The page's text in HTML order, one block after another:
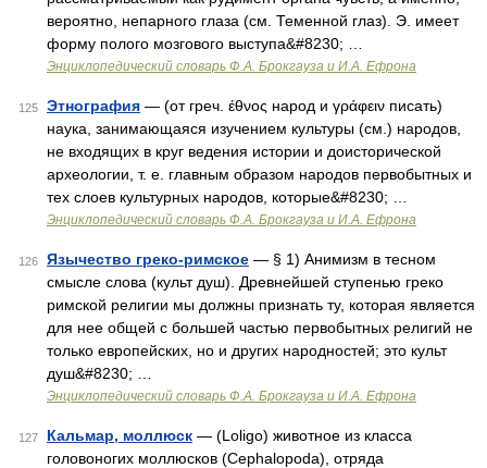
вероятно, непарного глаза (см. Теменной глаз). Э. имеет
форму полого мозгового выступа&#8230; …
Энциклопедический словарь Ф.А. Брокгауза и И.А. Ефрона
125 Этнография — (от греч. έθνος народ и γράφειν писать)
наука, занимающаяся изучением культуры (см.) народов,
не входящих в круг ведения истории и доисторической
археологии, т. е. главным образом народов первобытных и
тех слоев культурных народов, которые&#8230; …
Энциклопедический словарь Ф.А. Брокгауза и И.А. Ефрона
126 Язычество греко-римское — § 1) Анимизм в тесном
смысле слова (культ душ). Древнейшей ступенью греко
римской религии мы должны признать ту, которая является
для нее общей с большей частью первобытных религий не
только европейских, но и других народностей; это культ
душ&#8230; …
Энциклопедический словарь Ф.А. Брокгауза и И.А. Ефрона
127 Кальмар, моллюск — (Loligo) животное из класса
головоногих моллюсков (Cephalopoda), отряда